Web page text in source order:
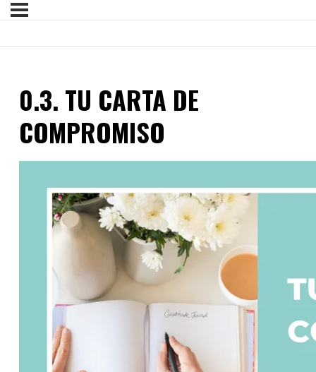
0.3. TU CARTA DE
COMPROMISO